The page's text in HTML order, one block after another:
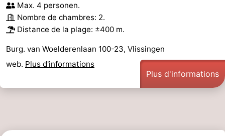
Max. 4 personen.
Nombre de chambres: 2.
Distance de la plage: ±400 m.
Burg. van Woelderenlaan 100-23, Vlissingen
web. Plus d'informations
Plus d'informations